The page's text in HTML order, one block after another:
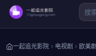
一起追光影院 电视剧 欧美剧